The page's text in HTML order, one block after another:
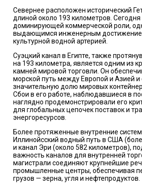
Севернее расположен исторический
длиной около 193 километров.
доминирующей коммерческой роли,
выдающимся инженерным
культурной водной артерией.
Суэцкий канал в Египте, также
на 193 километра, является одним из
камней мировой торговли. Он
морской путь между Европой и Азией
значительную долю мировых
Сбои в его работе, наблюдавшиеся в
наглядно продемонстрировали его
для глобальных цепочек поставок и
энергоресурсов.
Более протяженные внутренние
Иллинойсский водный путь в США
и канал Эри (около 582 километров),
важность каналов для внутренней
магистрали соединяют крупнейшие
промышленные центры, обеспечивая
грузов — зерна, угля и нефтепродуктов.